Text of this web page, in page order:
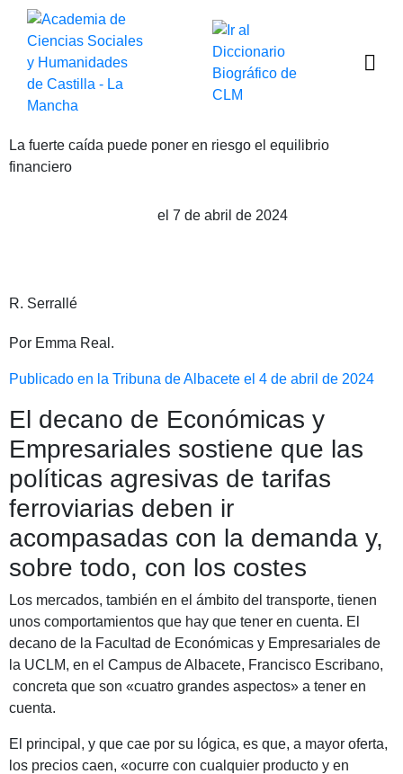
La fuerte caída puede poner en riesgo el equilibrio
financiero
el 7 de abril de 2024
R. Serrallé
Por Emma Real.
Publicado en la Tribuna de Albacete el 4 de abril de 2024
El decano de Económicas y
Empresariales sostiene que las
políticas agresivas de tarifas
ferroviarias deben ir
acompasadas con la demanda y,
sobre todo, con los costes
Los mercados, también en el ámbito del transporte, tienen
unos comportamientos que hay que tener en cuenta. El
decano de la Facultad de Económicas y Empresariales de
la UCLM, en el Campus de Albacete, Francisco Escribano,
concreta que son «cuatro grandes aspectos» a tener en
cuenta.
El principal, y que cae por su lógica, es que, a mayor oferta,
los precios caen, «ocurre con cualquier producto y en